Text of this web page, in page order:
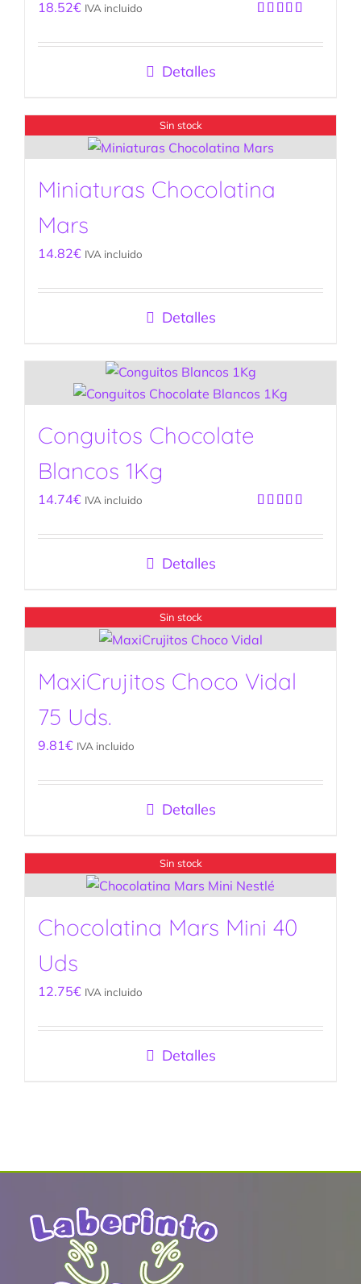
con4.25
18.52€ IVA incluido
Detalles
Sin stock
Miniaturas Chocolatina
Mars
14.82€ IVA incluido
Detalles
Conguitos Chocolate
Blancos 1Kg
con5.00de
14.74€ IVA incluido
Detalles
Sin stock
MaxiCrujitos Choco Vidal
75 Uds.
9.81€ IVA incluido
Detalles
Sin stock
Chocolatina Mars Mini 40
Uds
12.75€ IVA incluido
Detalles